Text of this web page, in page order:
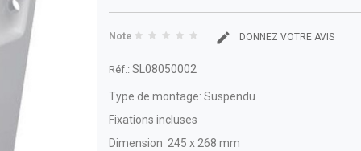
Note DONNEZ VOTRE AVIS
Réf.: SL08050002
Type de montage: Suspendu
Fixations incluses
Dimension 245 x 268 mm